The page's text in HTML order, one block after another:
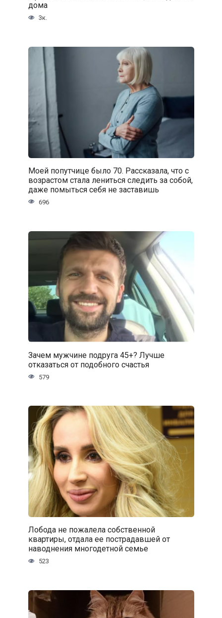
дома
3к.
Моей попутчице было 70. Рассказала, что с
возрастом стала лениться следить за собой,
даже помыться себя не заставишь
696
Зачем мужчине подруга 45+? Лучше
отказаться от подобного счастья
579
Лобода не пожалела собственной
квартиры, отдала ее пострадавшей от
наводнения многодетной семье
523